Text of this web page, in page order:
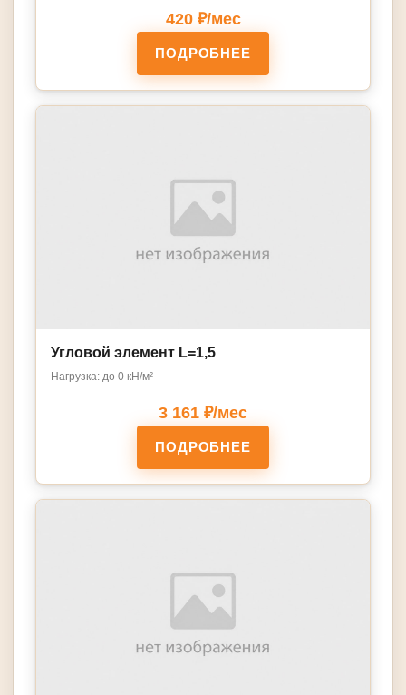
420 ₽/мес
ПОДРОБНЕЕ
Угловой элемент L=1,5
Нагрузка: до 0 кН/м²
3 161 ₽/мес
ПОДРОБНЕЕ